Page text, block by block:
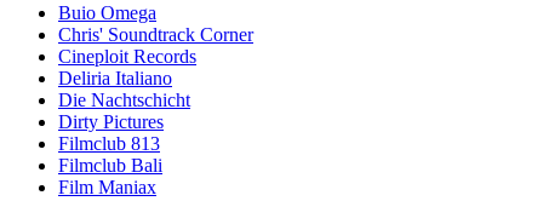
Buio Omega
Chris' Soundtrack Corner
Cineploit Records
Deliria Italiano
Die Nachtschicht
Dirty Pictures
Filmclub 813
Filmclub Bali
Film Maniax